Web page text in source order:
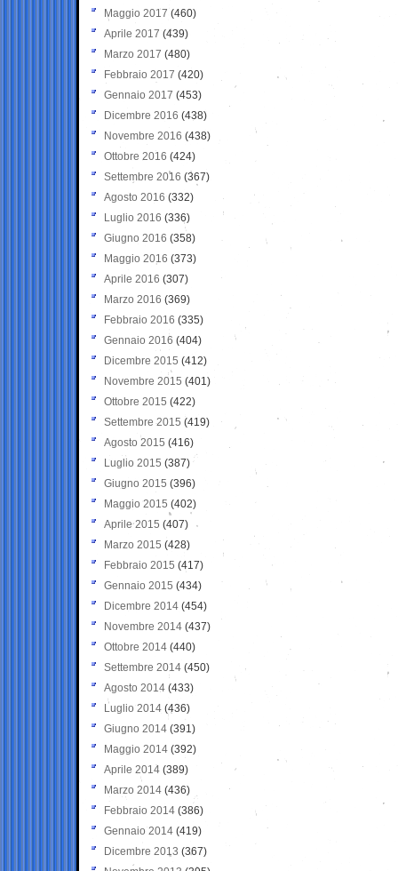
Maggio 2017 (460)
Aprile 2017 (439)
Marzo 2017 (480)
Febbraio 2017 (420)
Gennaio 2017 (453)
Dicembre 2016 (438)
Novembre 2016 (438)
Ottobre 2016 (424)
Settembre 2016 (367)
Agosto 2016 (332)
Luglio 2016 (336)
Giugno 2016 (358)
Maggio 2016 (373)
Aprile 2016 (307)
Marzo 2016 (369)
Febbraio 2016 (335)
Gennaio 2016 (404)
Dicembre 2015 (412)
Novembre 2015 (401)
Ottobre 2015 (422)
Settembre 2015 (419)
Agosto 2015 (416)
Luglio 2015 (387)
Giugno 2015 (396)
Maggio 2015 (402)
Aprile 2015 (407)
Marzo 2015 (428)
Febbraio 2015 (417)
Gennaio 2015 (434)
Dicembre 2014 (454)
Novembre 2014 (437)
Ottobre 2014 (440)
Settembre 2014 (450)
Agosto 2014 (433)
Luglio 2014 (436)
Giugno 2014 (391)
Maggio 2014 (392)
Aprile 2014 (389)
Marzo 2014 (436)
Febbraio 2014 (386)
Gennaio 2014 (419)
Dicembre 2013 (367)